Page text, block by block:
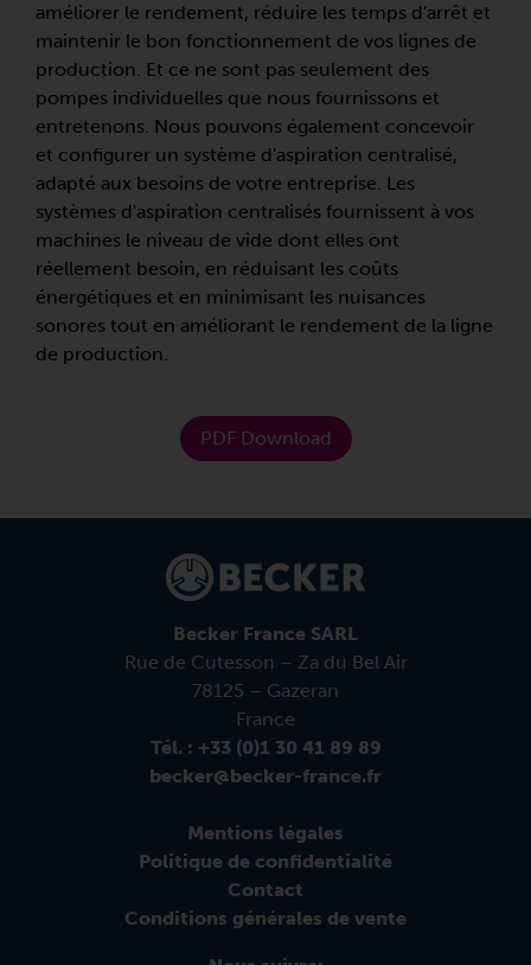
améliorer le rendement, réduire les temps d'arrêt et
maintenir le bon fonctionnement de vos lignes de
production. Et ce ne sont pas seulement des
pompes individuelles que nous fournissons et
entretenons. Nous pouvons également concevoir
et configurer un système d'aspiration centralisé,
adapté aux besoins de votre entreprise. Les
systèmes d'aspiration centralisés fournissent à vos
machines le niveau de vide dont elles ont
réellement besoin, en réduisant les coûts
énergétiques et en minimisant les nuisances
sonores tout en améliorant le rendement de la ligne
de production.
PDF Download
Becker France SARL
Rue de Cutesson – Za du Bel Air
78125 – Gazeran
France
Tél. : +33 (0)1 30 41 89 89
becker@becker-france.fr
Mentions légales
Politique de confidentialité
Contact
Conditions générales de vente